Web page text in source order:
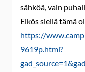
sähköä, vain
Eikös siellä tämä
https://
9619p.html?